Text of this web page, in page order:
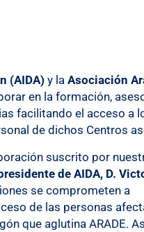
(AIDA) y la Asociación
en la formación,
facilitando el acceso a
de dichos Centros
suscrito por
de AIDA, D.
se comprometen a
de las personas
que aglutina ARADE.